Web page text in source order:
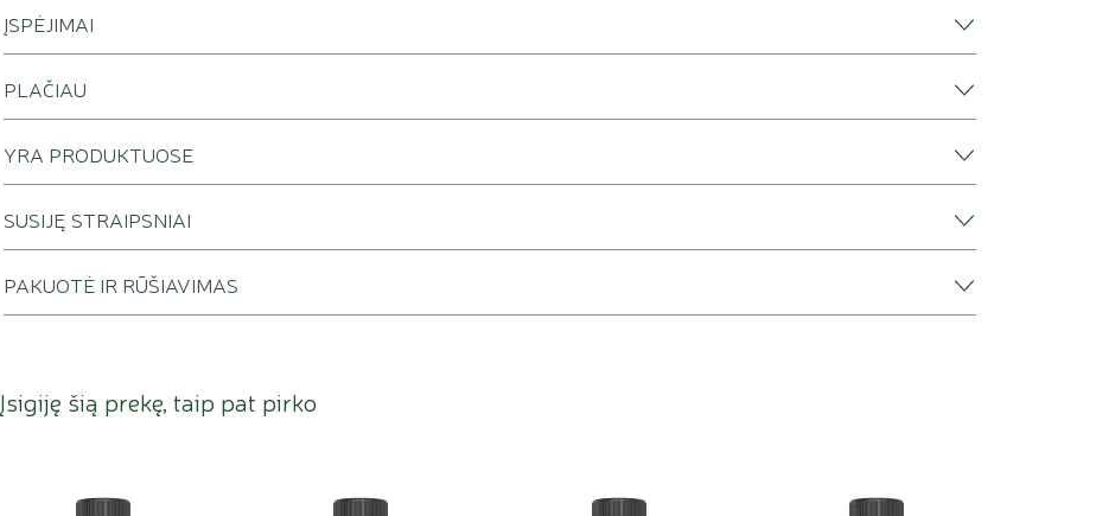
ĮSPĖJIMAI
PLAČIAU
YRA PRODUKTUOSE
SUSIJĘ STRAIPSNIAI
PAKUOTĖ IR RŪŠIAVIMAS
Įsigiję šią prekę, taip pat pirko